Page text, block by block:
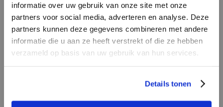
informatie over uw gebruik van onze site met onze
partners voor social media, adverteren en analyse. Deze
partners kunnen deze gegevens combineren met andere
informatie die u aan ze heeft verstrekt of die ze hebben
verzameld op basis van uw gebruik van hun services.
Details tonen
Wachtwoord
INLOGGEN
MERK
MERK